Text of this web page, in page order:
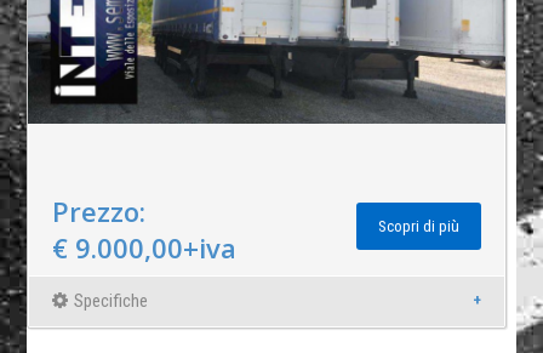
Prezzo:
€ 9.000,00+iva
Scopri di più
Specifiche